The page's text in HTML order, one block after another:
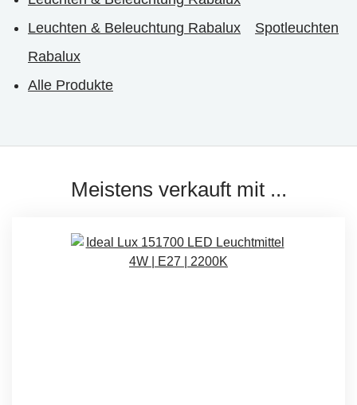
Leuchten & Beleuchtung Rabalux
Spotleuchten
Rabalux
Alle Produkte
Meistens verkauft mit ...